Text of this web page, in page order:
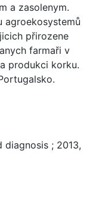
a zasolenym.
agroekosystemů
přirozene
farmaři v
produkci korku.
diagnosis ; 2013,